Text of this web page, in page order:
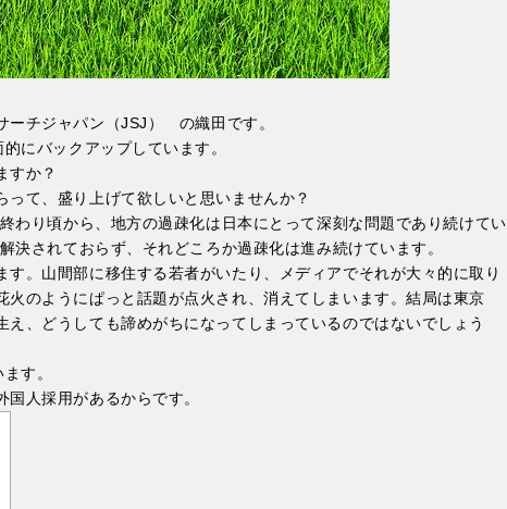
チジャパン（JSJ） の織田です。
にバックアップしています。
すか？
て、盛り上げて欲しいと思いませんか？
わり頃から、地方の過疎化は日本にとって深刻な問題であり続けてい
決されておらず、それどころか過疎化は進み続けています。
。山間部に移住する若者がいたり、メディアでそれが大々的に取り
火のようにぱっと話題が点火され、消えてしまいます。結局は東京
え、どうしても諦めがちになってしまっているのではないでしょう
す。
人採用があるからです。